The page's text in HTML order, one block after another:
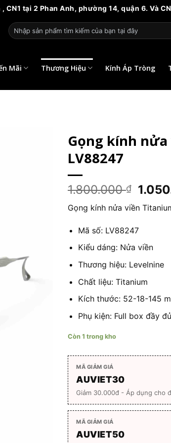
Phan Anh, phường 14, quận 6. Và CN2 tại
Tìm
kiếm:
Mãi Thương Hiệu Kính Áp Tròng
Gọng kính
LV88247
1.800.000₫
Giá
gốc
là:
Gọng kính nửa viền
Mã số: LV88247
Kiểu dáng: Nửa viền
Thương hiệu: Levelnine
Chất liệu: Titanium
Kích thước: 52-18-145
Phụ kiện: Full box đầy
Còn 1 trong kho
MÃ GIẢM GIÁ
AUVIET30
Giảm 30.000đ - Áp dụng cho
MÃ GIẢM GIÁ
AUVIET50